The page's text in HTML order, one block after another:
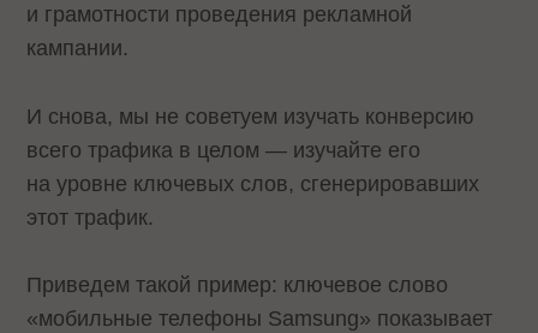
и грамотности проведения рекламной
кампании.
И снова, мы не советуем изучать конверсию
всего трафика в целом — изучайте его
на уровне ключевых слов, сгенерировавших
этот трафик.
Приведем такой пример: ключевое слово
«мобильные телефоны Samsung» показывает